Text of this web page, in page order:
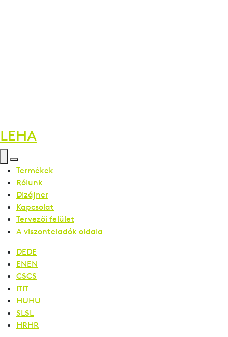
LEHA
Termékek
Rólunk
Dizájner
Kapcsolat
Tervezői felület
A viszonteladók oldala
DEDE
ENEN
CSCS
ITIT
HUHU
SLSL
HRHR